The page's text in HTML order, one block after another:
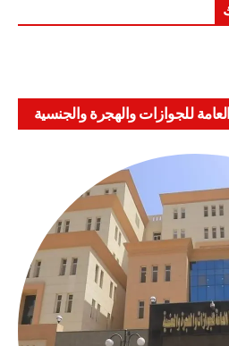
للجوازات والهجرة والجنسية